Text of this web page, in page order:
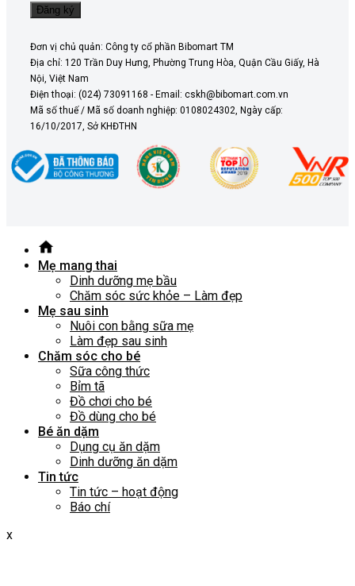
Đơn vị chủ quản: Công ty cổ phần Bibomart TM
Địa chỉ: 120 Trần Duy Hưng, Phường Trung Hòa, Quận Cầu Giấy, Hà
Nội, Việt Nam
Điện thoại: (024) 73091168 - Email: cskh@bibomart.com.vn
Mã số thuế / Mã số doanh nghiệp: 0108024302, Ngày cấp:
16/10/2017, Sở KHĐTHN
Mẹ mang thai
Dinh dưỡng mẹ bầu
Chăm sóc sức khỏe – Làm đẹp
Mẹ sau sinh
Nuôi con bằng sữa mẹ
Làm đẹp sau sinh
Chăm sóc cho bé
Sữa công thức
Bỉm tã
Đồ chơi cho bé
Đồ dùng cho bé
Bé ăn dặm
Dụng cụ ăn dặm
Dinh dưỡng ăn dặm
Tin tức
Tin tức – hoạt động
Báo chí
x